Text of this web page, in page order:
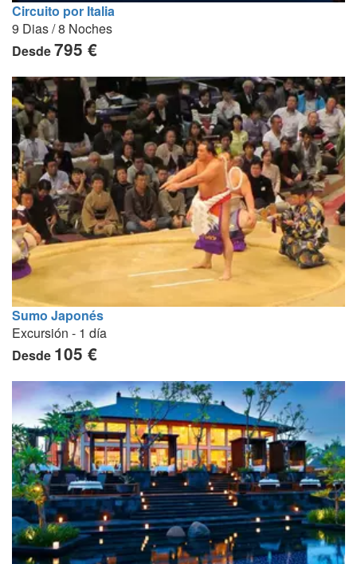
Circuito por Italia
9 Dias / 8 Noches
Desde795 €
Sumo Japonés
Excursión - 1 día
Desde 105 €